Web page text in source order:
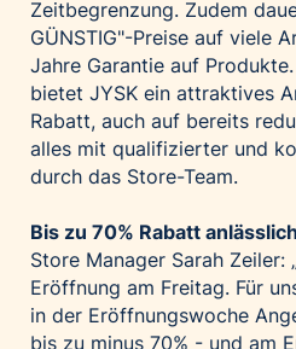
Zeitbegrenzung. Zudem
GÜNSTIG"-Preise auf viele
Jahre Garantie auf
bietet JYSK ein attraktives
Rabatt, auch auf bereits
alles mit qualifizierter und
durch das Store-Team.
Bis zu 70% Rabatt
Store Manager Sarah Zeiler:
Eröffnung am Freitag. Für
in der Eröffnungswoche
bis zu minus 70% - und am